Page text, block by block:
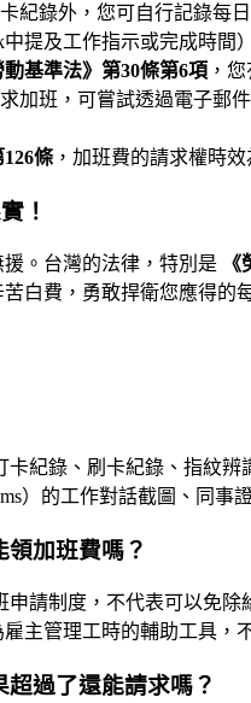
紀錄外，您可自行記錄每
提及工作指示或完成時間
動基準法》第30條第6項 ，
加班，可嘗試透過電子郵
126條 ，加班費的請求權時
！
。台灣的法律，特別是
白費，勇敢捍衛您應得的
紀錄、刷卡紀錄、指紋
）的工作對話截圖、同
加班費嗎？
請制度，不代表可以免
主管理工時的輔助工具，
過了還能請求嗎？